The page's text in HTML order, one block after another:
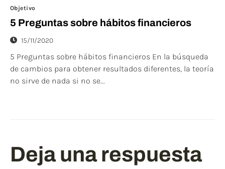
Objetivo
5 Preguntas sobre hábitos financieros
15/11/2020
5 Preguntas sobre hábitos financieros En la búsqueda
de cambios para obtener resultados diferentes, la teoría
no sirve de nada si no se...
Deja una respuesta